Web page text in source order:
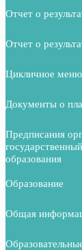
Отчет о
Отчет о
Цикличное меню
Документы о
Предписания
образования
Образование
Общая